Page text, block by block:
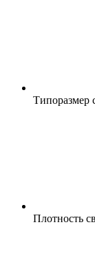
Типоразмер
Плотность